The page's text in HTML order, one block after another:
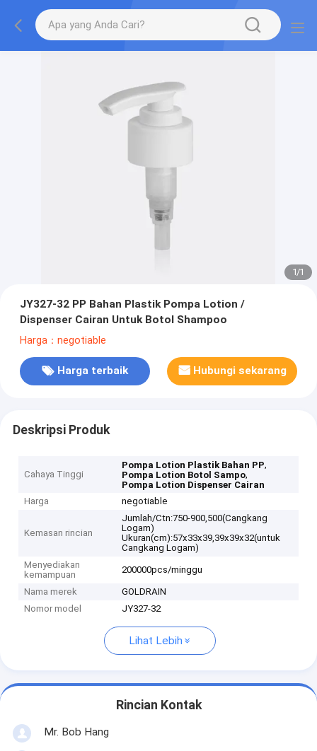
1/1
JY327-32 PP Bahan Plastik Pompa Lotion /
Dispenser Cairan Untuk Botol Shampoo
Harga：negotiable
Harga terbaik Hubungi sekarang
Deskripsi Produk
Cahaya Tinggi
Pompa Lotion Plastik Bahan PP,
Pompa Lotion Botol Sampo,
Pompa Lotion Dispenser Cairan
Harga
negotiable
Kemasan rincian
Jumlah/Ctn:750-900,500(Cangkang
Logam)
Ukuran(cm):57x33x39,39x39x32(untuk
Cangkang Logam)
Menyediakan
kemampuan
200000pcs/minggu
Nama merek
GOLDRAIN
Nomor model
JY327-32
Lihat Lebih
Rincian Kontak
Mr. Bob Hang